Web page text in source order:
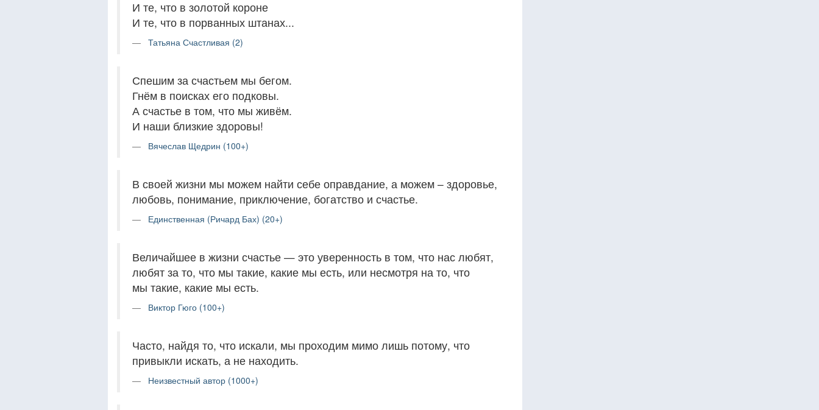
И те, что в золотой короне
И те, что в порванных штанах...
Татьяна Счастливая (2)
Спешим за счастьем мы бегом.
Гнём в поисках его подковы.
А счастье в том, что мы живём.
И наши близкие здоровы!
Вячеслав Щедрин (100+)
В своей жизни мы можем найти себе оправдание, а можем – здоровье,
любовь, понимание, приключение, богатство и счастье.
Единственная (Ричард Бах) (20+)
Величайшее в жизни счастье — это уверенность в том, что нас любят,
любят за то, что мы такие, какие мы есть, или несмотря на то, что
мы такие, какие мы есть.
Виктор Гюго (100+)
Часто, найдя то, что искали, мы проходим мимо лишь потому, что
привыкли искать, а не находить.
Неизвестный автор (1000+)